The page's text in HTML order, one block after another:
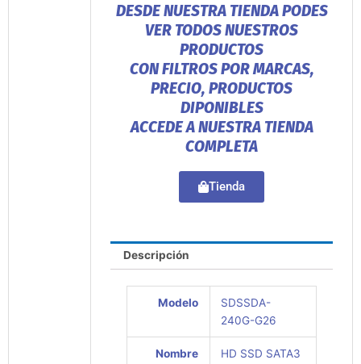
DESDE NUESTRA TIENDA PODES
VER TODOS NUESTROS
PRODUCTOS
CON FILTROS POR MARCAS,
PRECIO, PRODUCTOS
DIPONIBLES
ACCEDE A NUESTRA TIENDA
COMPLETA
Tienda
Descripción
Modelo
SDSSDA-
240G-G26
Nombre
HD SSD SATA3